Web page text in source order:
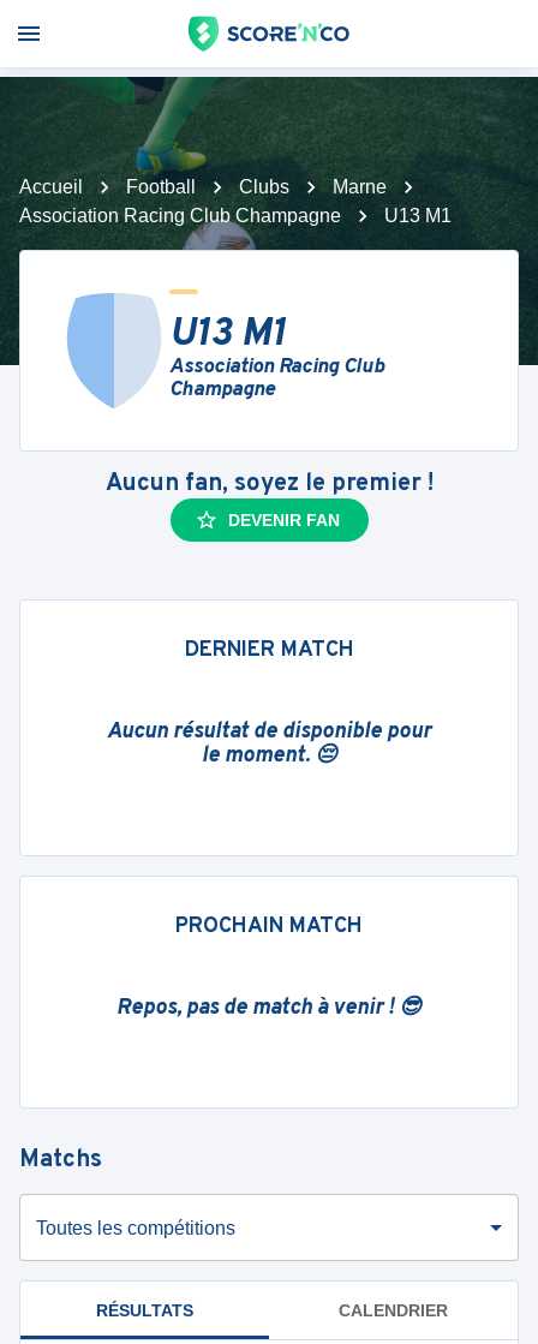
Accueil Football Clubs
Marne
Association Racing Club Champagne
U13 M1
U13 M1
Association Racing Club
Champagne
Aucun fan, soyez le premier !
DEVENIR FAN
DERNIER MATCH
Aucun résultat de disponible pour
le moment. 😔
PROCHAIN MATCH
Repos, pas de match à venir ! 😎
Matchs
Toutes les compétitions
RÉSULTATS CALENDRIER